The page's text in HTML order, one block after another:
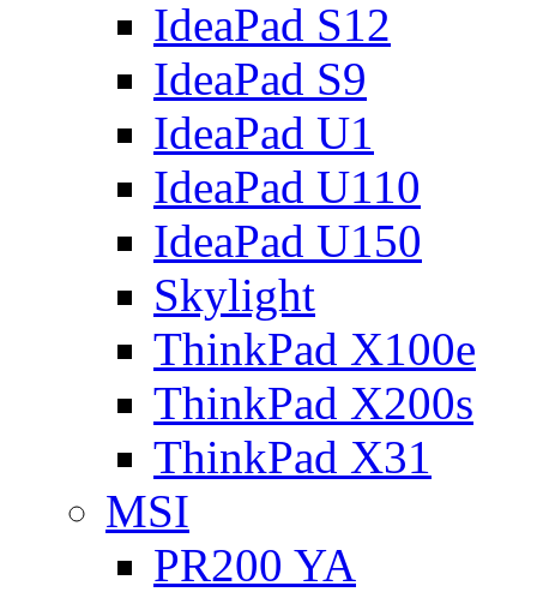
IdeaPad S12
IdeaPad S9
IdeaPad U1
IdeaPad U110
IdeaPad U150
Skylight
ThinkPad X100e
ThinkPad X200s
ThinkPad X31
MSI
PR200 YA